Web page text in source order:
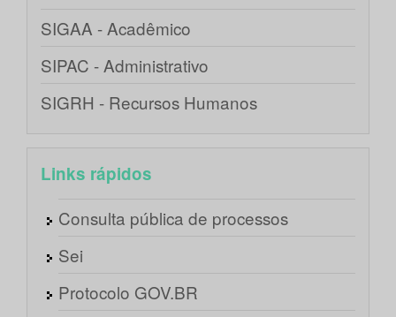
SIGAA - Acadêmico
SIPAC - Administrativo
SIGRH - Recursos Humanos
Links rápidos
Consulta pública de processos
Sei
Protocolo GOV.BR